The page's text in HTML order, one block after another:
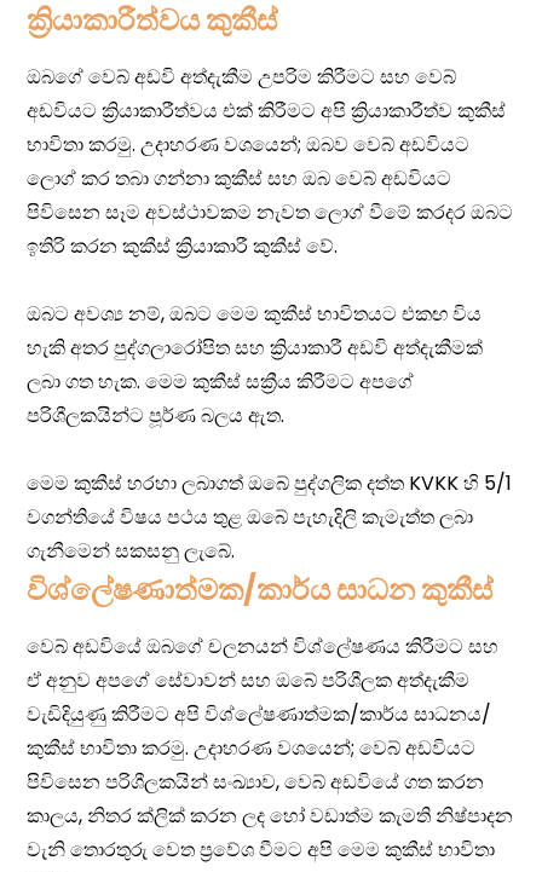
ක්‍රියාකාරීත්වය කුකීස්
විශ්ලේෂණාත්මක/කාර්ය සාධන කුකීස්